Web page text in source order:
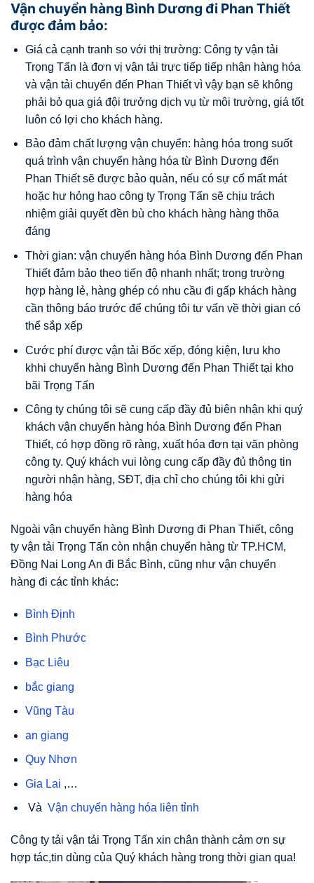
Vận chuyển hàng Bình Dương đi Phan Thiết
được đảm bảo:
Giá cả cạnh tranh so với thị trường: Công ty vận tải
Trọng Tấn là đơn vị vận tải trực tiếp tiếp nhận hàng hóa
và vận tải chuyển đến Phan Thiết vì vậy bạn sẽ không
phải bỏ qua giá đội trưởng dịch vụ từ môi trường, giá tốt
luôn có lợi cho khách hàng.
Bảo đảm chất lượng vận chuyển: hàng hóa trong suốt
quá trình vận chuyển hàng hóa từ Bình Dương đến
Phan Thiết sẽ được bảo quản, nếu có sự cố mất mát
hoặc hư hỏng hao công ty Trọng Tấn sẽ chịu trách
nhiệm giải quyết đền bù cho khách hàng hàng thõa
đáng
Thời gian: vận chuyển hàng hóa Bình Dương đến Phan
Thiết đảm bảo theo tiến độ nhanh nhất; trong trường
hợp hàng lẻ, hàng ghép có nhu cầu đi gấp khách hàng
cần thông báo trước để chúng tôi tư vấn về thời gian có
thể sắp xếp
Cước phí được vận tải Bốc xếp, đóng kiện, lưu kho
khhi chuyển hàng Bình Dương đến Phan Thiết tại kho
bãi Trọng Tấn
Công ty chúng tôi sẽ cung cấp đầy đủ biên nhận khi quý
khách vận chuyển hàng hóa Bình Dương đến Phan
Thiết, có hợp đồng rõ ràng, xuất hóa đơn tại văn phòng
công ty. Quý khách vui lòng cung cấp đầy đủ thông tin
người nhận hàng, SĐT, địa chỉ cho chúng tôi khi gửi
hàng hóa
Ngoài vận chuyển hàng Bình Dương đi Phan Thiết, công
ty vận tải Trọng Tấn còn nhận chuyển hàng từ TP.HCM,
Đồng Nai Long An đi Bắc Bình, cũng như vận chuyển
hàng đi các tỉnh khác:
Bình Định
Bình Phước
Bạc Liêu
bắc giang
Vũng Tàu
an giang
Quy Nhơn
Gia Lai ,…
Và Vận chuyển hàng hóa liên tỉnh
Công ty tải vận tải Trọng Tấn xin chân thành cảm ơn sự
hợp tác,tin dùng của Quý khách hàng trong thời gian qua!